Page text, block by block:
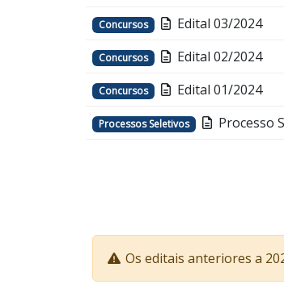
Concursos Edital 03/2024
Concursos Edital 02/2024
Concursos Edital 01/2024
Processos Seletivos Processo
Os editais anteriores a